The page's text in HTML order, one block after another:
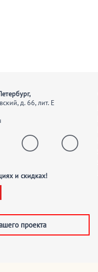
д. 66, лит. Е
и скидках!
проекта